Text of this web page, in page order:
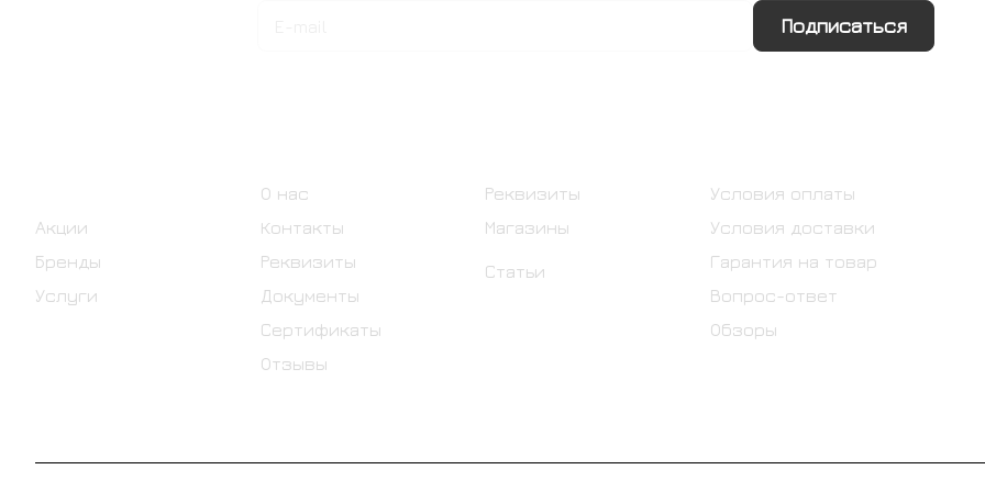
Подписаться
Акции
Бренды
Услуги
О нас
Контакты
Реквизиты
Документы
Сертификаты
Отзывы
Реквизиты
Магазины
Статьи
Условия оплаты
Условия доставки
Гарантия на товар
Вопрос-ответ
Обзоры